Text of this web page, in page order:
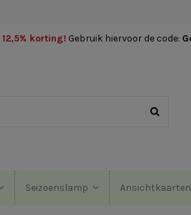
12,5% korting! Gebruik hiervoor de code:
Seizoenslamp Ansichtkaarten